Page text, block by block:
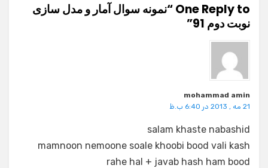
One Reply to “نمونه سوال آمار و مدل سازی
نوبت دوم 91”
mohammad amin
21 مه , 2013 در 6:40 ب.ظ
salam khaste nabashid
mamnoon nemoone soale khoobi bood vali kash
rahe hal + javab hash ham bood